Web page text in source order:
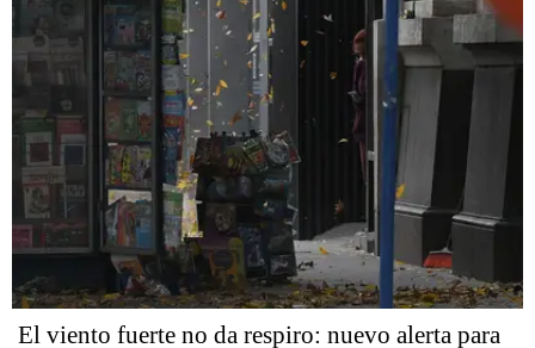
El viento fuerte no da respiro: nuevo alerta para